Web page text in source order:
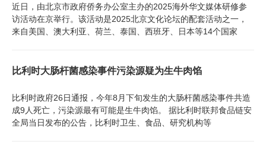
近日，由北京市政府侨务办公室主办的2025海外华文媒体研修参
访活动在京举行。该活动是2025北京文化论坛的配套活动之一，
来自美国、澳大利亚、荷兰、泰国、西班牙、日本等14个国家
比利时大肠杆菌感染事件污染源疑为生牛肉馅
比利时政府26日通报，今年8月下旬发生的大肠杆菌感染事件共造
成9人死亡，污染源最有可能是生牛肉馅。 据比利时联邦食品链安
全局当日发布的公告，比利时卫生、食品、研究机构等